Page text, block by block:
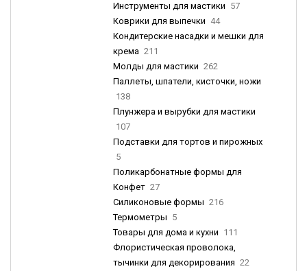
Инструменты для мастики 57
Коврики для выпечки 44
Кондитерские насадки и мешки для
крема 211
Молды для мастики 262
Паллеты, шпатели, кисточки, ножи
138
Плунжера и вырубки для мастики
107
Подставки для тортов и пирожных
5
Поликарбонатные формы для
Конфет 27
Силиконовые формы 216
Термометры 5
Товары для дома и кухни 111
Флористическая проволока,
тычинки для декорирования 22